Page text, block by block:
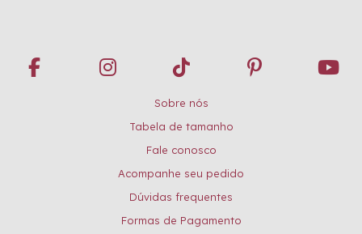
Sobre nós
Tabela de tamanho
Fale conosco
Acompanhe seu pedido
Dúvidas frequentes
Formas de Pagamento